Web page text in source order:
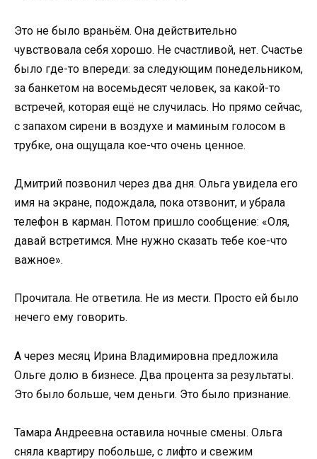
Это не было враньём. Она действительно
чувствовала себя хорошо. Не счастливой, нет. Счастье
было где-то впереди: за следующим понедельником,
за банкетом на восемьдесят человек, за какой-то
встречей, которая ещё не случилась. Но прямо сейчас,
с запахом сирени в воздухе и маминым голосом в
трубке, она ощущала кое-что очень ценное.
Дмитрий позвонил через два дня. Ольга увидела его
имя на экране, подождала, пока отзвонит, и убрала
телефон в карман. Потом пришло сообщение: «Оля,
давай встретимся. Мне нужно сказать тебе кое-что
важное».
Прочитала. Не ответила. Не из мести. Просто ей было
нечего ему говорить.
А через месяц Ирина Владимировна предложила
Ольге долю в бизнесе. Два процента за результаты.
Это было больше, чем деньги. Это было признание.
Тамара Андреевна оставила ночные смены. Ольга
сняла квартиру побольше, с лифто и свежим